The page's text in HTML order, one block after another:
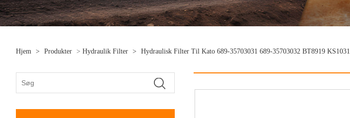
Hjem > Produkter > Hydraulik Filter > Hydraulisk Filter Til Kato 689-35703031 689-35703032 BT8919 KS1031